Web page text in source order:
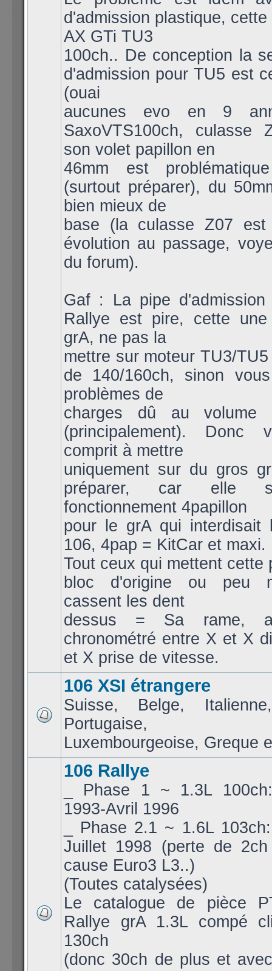
d'admission plastique,
AX GTi TU3
100ch.. De conception la
d'admission pour TU5 est
(ouai
aucunes evo en 9
SaxoVTS100ch, culasse
son volet papillon en
46mm est
(surtout préparer), du
bien mieux de
base (la culasse Z07 est
évolution au passage,
du forum).
Gaf : La pipe
Rallye est pire, cette
grA, ne pas la
mettre sur moteur TU3/
de 140/160ch, sinon
problèmes de
charges dû au volume
(principalement). Donc
comprit à mettre
uniquement sur du gros
préparer, car elle
fonctionnement 4papillon
pour le grA qui interdisait
106, 4pap = KitCar et maxi.
Tout ceux qui mettent cette
bloc d'origine ou peu
cassent les dent
dessus = Sa rame,
chronométré entre X et X
et X prise de vitesse.
106 XSI étrangere
Suisse, Belge,
Portugaise,
Luxembourgeoise, Greque
106 Rallye
_ Phase 1 ~ 1.3L
1993-Avril 1996
_ Phase 2.1 ~ 1.6L
Juillet 1998 (perte de
cause Euro3 L3..)
(Toutes catalysées)
Le catalogue de pièce
Rallye grA 1.3L compé
130ch
(donc 30ch de plus et